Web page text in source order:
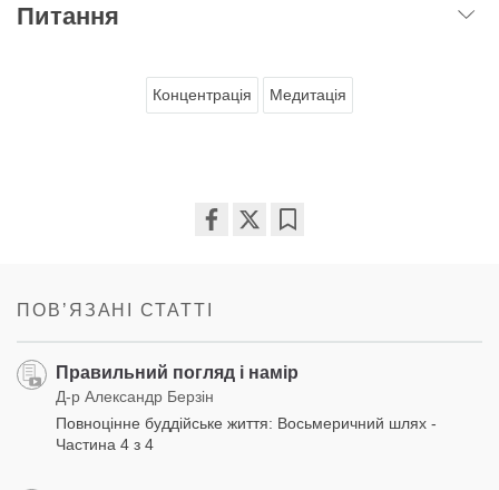
Питання
Концентрація Медитація
ПОВʼЯЗАНІ СТАТТІ
Правильний погляд і намір
Д-р Александр Берзін
Повноцінне буддійське життя: Восьмеричний шлях -
Частина 4 з 4